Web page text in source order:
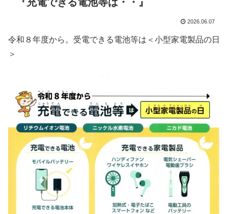
2026.06.07
令和８年度から。受電できる電池等は＜小型家電製品の日
＞